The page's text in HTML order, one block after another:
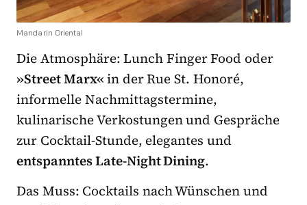
Mandarin Oriental
Die Atmosphäre: Lunch Finger Food oder
»Street Marx«in der Rue St. Honoré,
informelle Nachmittagstermine,
kulinarische Verkostungen und Gespräche
zur Cocktail-Stunde, elegantes und
entspanntes Late-Night Dining.
Das Muss: Cocktails nach Wünschen und